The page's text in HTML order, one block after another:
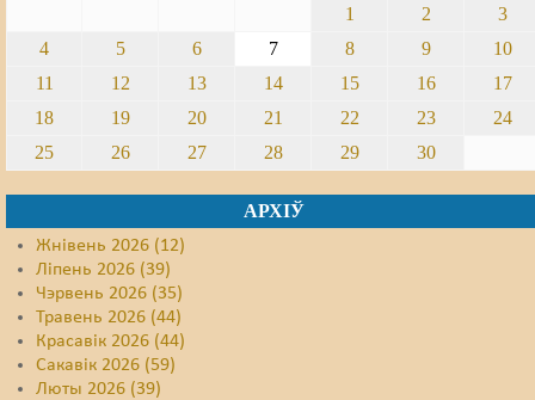
1 2
3
4
5 6 7 8 9
10
11
12 13 14 15 16
17
18
19 20 21 22 23
24
25
26 27 28 29 30
АРХІЎ
Жнівень 2026 (12)
Ліпень 2026 (39)
Чэрвень 2026 (35)
Травень 2026 (44)
Красавік 2026 (44)
Сакавік 2026 (59)
Люты 2026 (39)